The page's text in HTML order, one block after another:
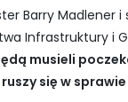
Barry Madlener
Infrastruktury i
musieli
się w